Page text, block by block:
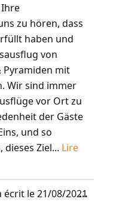
zu hören, dass
haben und
von
Pyramiden mit
Wir sind immer
vor Ort zu
der Gäste
und so
Ziel... Lire
écrit le21/08/2021
...